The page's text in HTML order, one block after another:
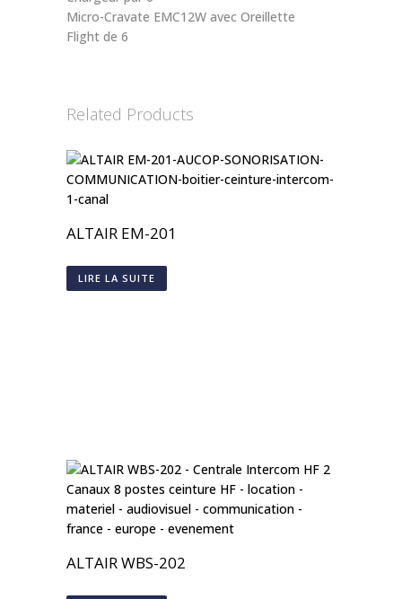
Micro-Cravate EMC12W avec Oreillette
Flight de 6
Related Products
ALTAIR EM-201
LIRE LA SUITE
ALTAIR WBS-202